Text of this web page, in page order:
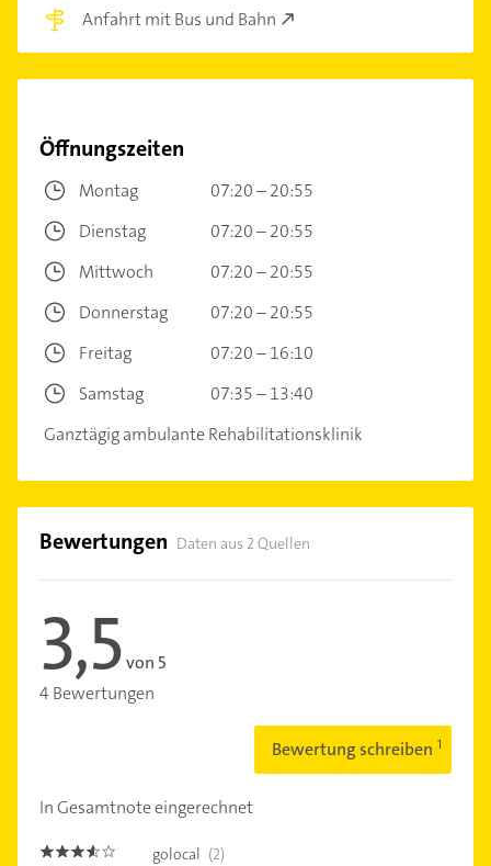
Anfahrt mit Bus und Bahn
Öffnungszeiten
Montag
07:20 – 20:55
Dienstag
07:20 – 20:55
Mittwoch
07:20 – 20:55
Donnerstag
07:20 – 20:55
Freitag
07:20 – 16:10
Samstag
07:35 – 13:40
Ganztägig ambulante Rehabilitationsklinik
Bewertungen Daten aus 2 Quellen
3,5von 5
4 Bewertungen
Bewertung schreiben
In Gesamtnote eingerechnet
3.5 golocal (2)